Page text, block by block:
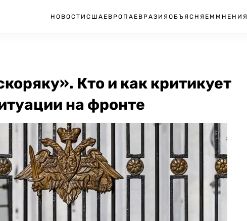
НОВОСТИ США ЕВРОПА ЕВРАЗИЯ ОБЪЯСНЯЕМ МНЕНИЯ
Кто и как критикует
на фронте